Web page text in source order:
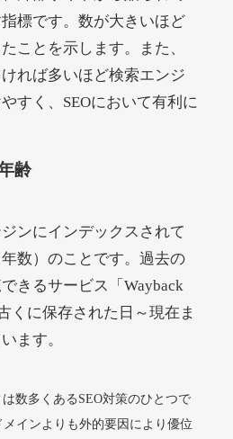
メント
詳細を見る
392
標です。数が大きいほど
ことを示します。また、
れば多いほど検索エンジ
すく、SEOにおいて有利に
齢
ンにインデックスされて
数）のことです。過去の
きるサービス「Wayback
くに保存された日～現在ま
ます。
数多くあるSEO対策のひとつで
インよりも外的要因により優位